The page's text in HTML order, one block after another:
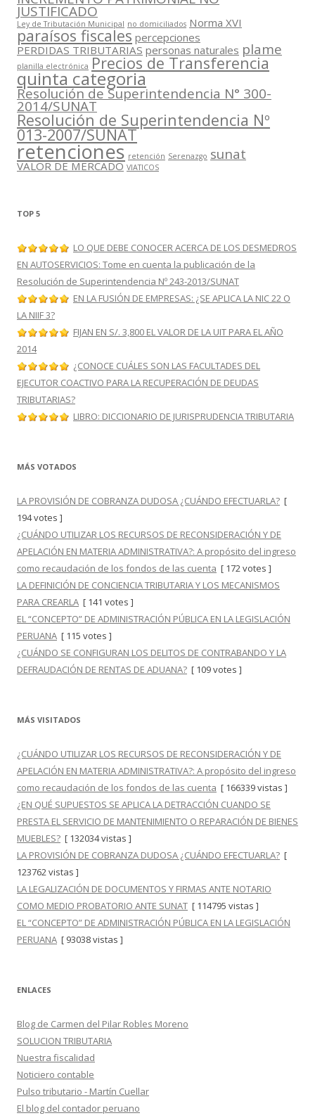
JUSTIFICADO
Ley de Tributación Municipal no domiciliados Norma XVI
paraísos fiscales percepciones
PERDIDAS TRIBUTARIAS personas naturales plame
planilla electrónica Precios de Transferencia
quinta categoria
Resolución de Superintendencia N° 300-
2014/SUNAT
Resolución de Superintendencia Nº
013-2007/SUNAT
retenciones retención Serenazgo sunat
VALOR DE MERCADO VIATICOS
TOP 5
LO QUE DEBE CONOCER ACERCA DE LOS DESMEDROS
EN AUTOSERVICIOS: Tome en cuenta la publicación de la
Resolución de Superintendencia Nº 243-2013/SUNAT
EN LA FUSIÓN DE EMPRESAS: ¿SE APLICA LA NIC 22 O
LA NIIF 3?
FIJAN EN S/. 3,800 EL VALOR DE LA UIT PARA EL AÑO
2014
¿CONOCE CUÁLES SON LAS FACULTADES DEL
EJECUTOR COACTIVO PARA LA RECUPERACIÓN DE DEUDAS
TRIBUTARIAS?
LIBRO: DICCIONARIO DE JURISPRUDENCIA TRIBUTARIA
MÁS VOTADOS
LA PROVISIÓN DE COBRANZA DUDOSA ¿CUÁNDO EFECTUARLA? [
194 votes ]
¿CUÁNDO UTILIZAR LOS RECURSOS DE RECONSIDERACIÓN Y DE
APELACIÓN EN MATERIA ADMINISTRATIVA?: A propósito del ingreso
como recaudación de los fondos de las cuenta [ 172 votes ]
LA DEFINICIÓN DE CONCIENCIA TRIBUTARIA Y LOS MECANISMOS
PARA CREARLA [ 141 votes ]
EL “CONCEPTO” DE ADMINISTRACIÓN PÚBLICA EN LA LEGISLACIÓN
PERUANA [ 115 votes ]
¿CUÁNDO SE CONFIGURAN LOS DELITOS DE CONTRABANDO Y LA
DEFRAUDACIÓN DE RENTAS DE ADUANA? [ 109 votes ]
MÁS VISITADOS
¿CUÁNDO UTILIZAR LOS RECURSOS DE RECONSIDERACIÓN Y DE
APELACIÓN EN MATERIA ADMINISTRATIVA?: A propósito del ingreso
como recaudación de los fondos de las cuenta [ 166339 vistas ]
¿EN QUÉ SUPUESTOS SE APLICA LA DETRACCIÓN CUANDO SE
PRESTA EL SERVICIO DE MANTENIMIENTO O REPARACIÓN DE BIENES
MUEBLES? [ 132034 vistas ]
LA PROVISIÓN DE COBRANZA DUDOSA ¿CUÁNDO EFECTUARLA? [
123762 vistas ]
LA LEGALIZACIÓN DE DOCUMENTOS Y FIRMAS ANTE NOTARIO
COMO MEDIO PROBATORIO ANTE SUNAT [ 114795 vistas ]
EL “CONCEPTO” DE ADMINISTRACIÓN PÚBLICA EN LA LEGISLACIÓN
PERUANA [ 93038 vistas ]
ENLACES
Blog de Carmen del Pilar Robles Moreno
SOLUCION TRIBUTARIA
Nuestra fiscalidad
Noticiero contable
Pulso tributario - Martín Cuellar
El blog del contador peruano